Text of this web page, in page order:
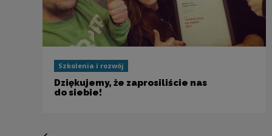
Szkolenia i rozwój
Dziękujemy, że zaprosiliście nas
do siebie!